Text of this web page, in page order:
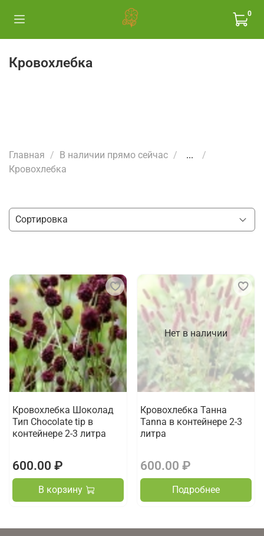
0
Кровохлебка
Главная В наличии прямо сейчас
...
Кровохлебка
Кровохлебка Шоколад
Тип Chocolate tip в
контейнере 2-3 литра
600.00 ₽
В корзину
Нет в наличии
Кровохлебка Танна
Tanna в контейнере 2-3
литра
600.00 ₽
Подробнее